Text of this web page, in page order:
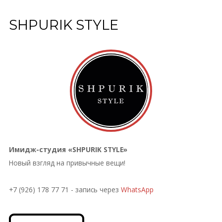
SHPURIK STYLE
Имидж-студия «SHPURIK STYLE»
Новый взгляд на привычные вещи!
+7 (926) 178 77 71 - запись через WhatsApp